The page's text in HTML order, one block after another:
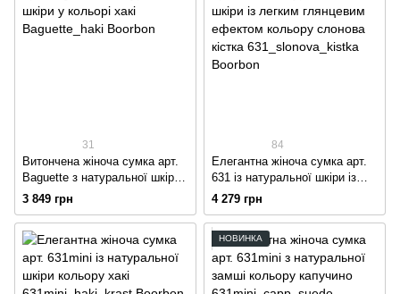
31
Витончена жіноча сумка арт.
Baguette з натуральної шкіри
у кольорі хакі
3 849 грн
84
Елегантна жіноча сумка арт.
631 із натуральної шкіри із
легким глянцевим ефектом
кольору слонова кістка
4 279 грн
НОВИНКА